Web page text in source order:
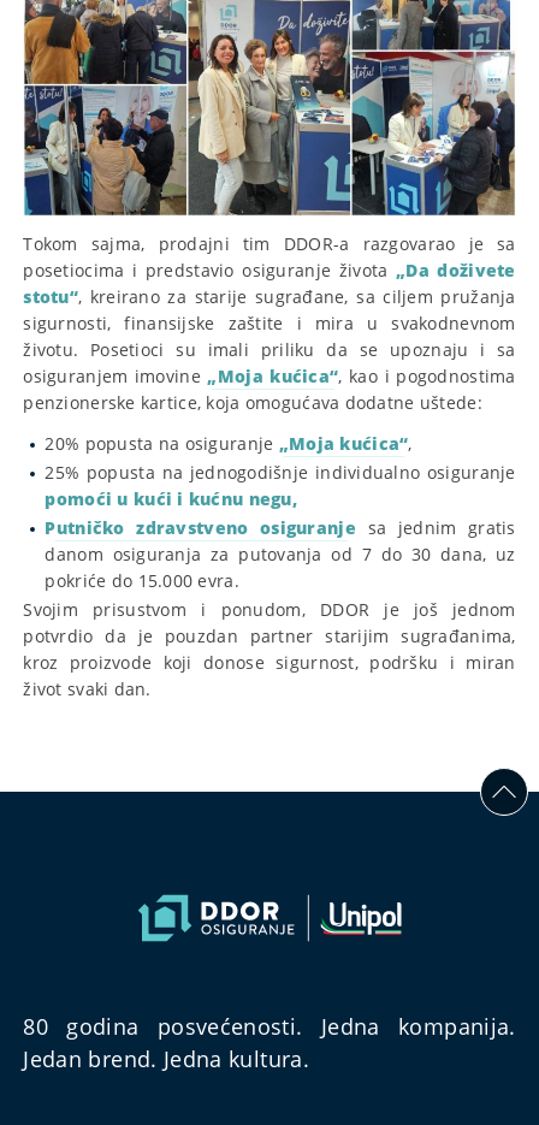
Tokom sajma, prodajni tim DDOR-a razgovarao je sa
posetiocima i predstavio osiguranje života „Da doživete
stotu“, kreirano za starije sugrađane, sa ciljem pružanja
sigurnosti, finansijske zaštite i mira u svakodnevnom
životu. Posetioci su imali priliku da se upoznaju i sa
osiguranjem imovine „Moja kućica“, kao i pogodnostima
penzionerske kartice, koja omogućava dodatne uštede:
20% popusta na osiguranje „Moja kućica“,
25% popusta na jednogodišnje individualno osiguranje
pomoći u kući i kućnu negu,
Putničko zdravstveno osiguranje sa jednim gratis
danom osiguranja za putovanja od 7 do 30 dana, uz
pokriće do 15.000 evra.
Svojim prisustvom i ponudom, DDOR je još jednom
potvrdio da je pouzdan partner starijim sugrađanima,
kroz proizvode koji donose sigurnost, podršku i miran
život svaki dan.
80 godina posvećenosti. Jedna kompanija.
Jedan brend. Jedna kultura.